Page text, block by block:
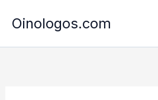
στοOinologos.com